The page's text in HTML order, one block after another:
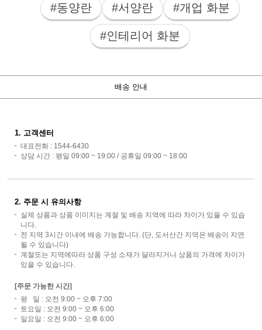
#동양란 #서양란 #개업 화분
#인테리어 화분
배송 안내
1. 고객센터
대표전화 : 1544-6430
상담 시간 : 평일 09:00 ~ 19:00 / 공휴일 09:00 ~ 18:00
2. 주문 시 유의사항
실제 상품과 상품 이미지는 계절 및 배송 지역에 따라 차이가 있을 수 있습
니다.
전 지역 3시간 이내에 배송 가능합니다. (단, 도서산간 지역은 배송이 지연
될 수 있습니다)
계절또는 지역에따라 상품 구성 소재가 달라지거나 상품의 가격에 차이가
있을 수 있습니다.
[주문 가능한 시간]
평 일 : 오전 9:00 ~ 오후 7:00
토요일 : 오전 9:00 ~ 오후 6:00
일요일 : 오전 9:00 ~ 오후 6:00